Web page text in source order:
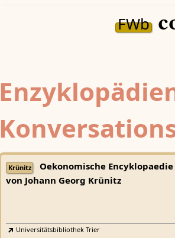
FWb
Krünitz
Oekonomische Encyklopaedie
von Johann Georg Krünitz
Universitätsbibliothek Trier